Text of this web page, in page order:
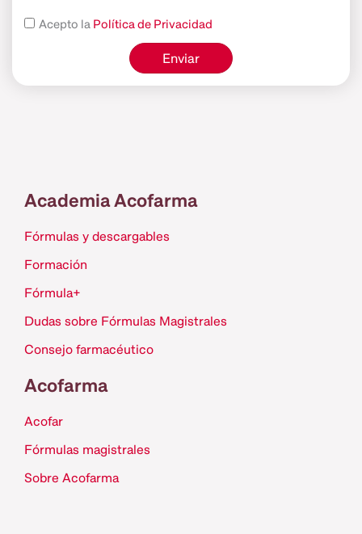
Acepto la Política de Privacidad
Academia Acofarma
Fórmulas y descargables
Formación
Fórmula+
Dudas sobre Fórmulas Magistrales
Consejo farmacéutico
Acofarma
Acofar
Fórmulas magistrales
Sobre Acofarma